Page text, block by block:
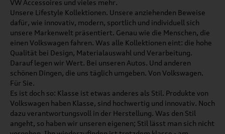
VW Accessoires und vieles mehr.
Unsere Lifestyle Kollektionen. Unsere anziehenden Beweise
dafür, wie innovativ, modern, sportlich und individuell sich
unsere Markenwelt präsentiert. Genau wie die Menschen, die
einen Volkswagen fahren. Was alle Kollektionen eint: die hohe
Qualität bei Design, Materialauswahl und Verarbeitung.
Darauf legen wir Wert. Bei unseren Autos. Und anderen
schönen Dingen, die uns täglich umgeben. Von Volkswagen.
Für Sie.
Es ist doch so: Klasse ist etwas anderes als Stil. Produkte von
Volkswagen haben Klasse, sind hochwertig und innovativ. Noch
dazu verantwortungsvoll in der Herstellung. Was den Stil
angeht, so haben wir unseren eigenen; Stil lässt man sich nicht